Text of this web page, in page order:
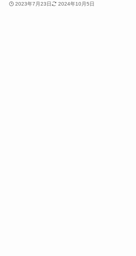
2023年7月23日 2024年10月5日